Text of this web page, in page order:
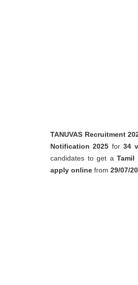
TANUVAS Recruitment
Notification 2025 for34
candidates to get aTamil
apply online from 29/07/